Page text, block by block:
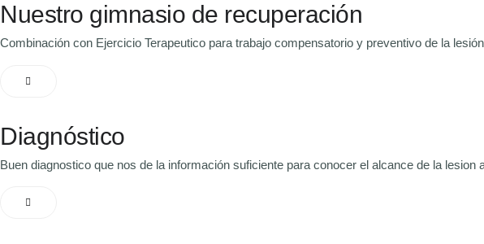
Nuestro gimnasio de recuperación
Combinación con Ejercicio Terapeutico para trabajo compensatorio y preventivo de la lesión
Diagnóstico
Buen diagnostico que nos de la información suficiente para conocer el alcance de la